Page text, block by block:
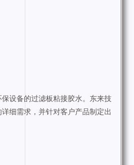
设备的过滤板粘接胶水。东来技
细需求，并针对客户产品制定出